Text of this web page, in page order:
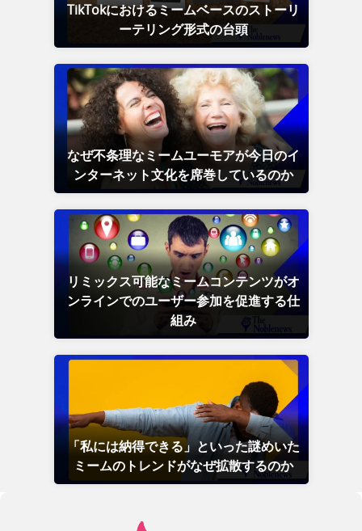
TikTokにおけるミームベースのストーリ
ーテリング形式の台頭
なぜ不条理なミームユーモアが今日のイ
ンターネット文化を席巻しているのか
リミックス可能なミームコンテンツがオ
ンラインでのユーザー参加を促進する仕
組み
「私には納得できる」といった謎めいた
ミームのトレンドがなぜ拡散するのか